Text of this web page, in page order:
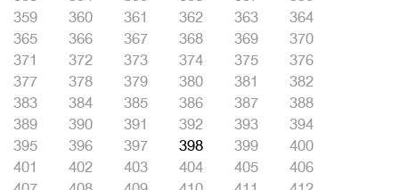
359
360 361 362 363
364
365
366 367 368 369
370
371
372 373 374 375
376
377
378 379 380 381
382
383
384 385 386 387
388
389
390 391 392 393
394
395
396 397 398 399
400
401
402 403 404 405
406